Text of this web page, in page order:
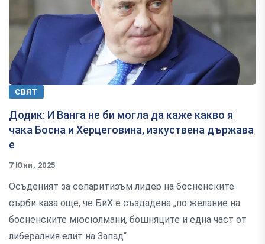
СВЯТ
Додик: И Ванга не би могла да каже какво я
чака Босна и Херцеговина, изкуствена държава
е
7 Юни, 2025
Осъденият за сепаритизъм лидер на босненските
сърби каза още, че БиХ е създадена „по желание на
босненските мюсюлмани, бошняците и една част от
либералния елит на Запад“